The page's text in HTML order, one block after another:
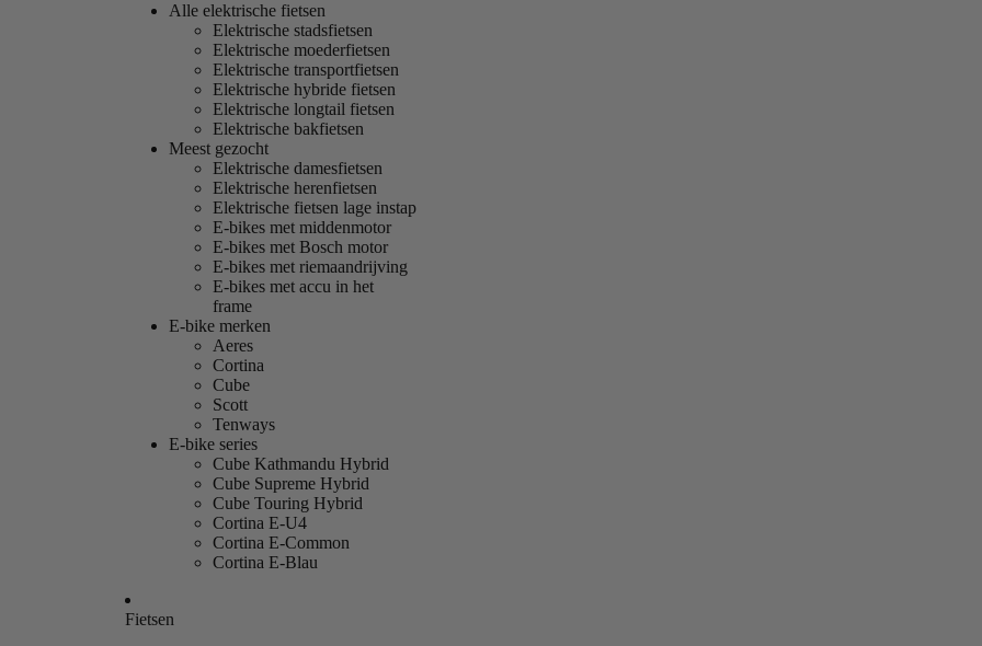
Alle elektrische fietsen
Elektrische stadsfietsen
Elektrische moederfietsen
Elektrische transportfietsen
Elektrische hybride fietsen
Elektrische longtail fietsen
Elektrische bakfietsen
Meest gezocht
Elektrische damesfietsen
Elektrische herenfietsen
Elektrische fietsen lage instap
E-bikes met middenmotor
E-bikes met Bosch motor
E-bikes met riemaandrijving
E-bikes met accu in het
frame
E-bike merken
Aeres
Cortina
Cube
Scott
Tenways
E-bike series
Cube Kathmandu Hybrid
Cube Supreme Hybrid
Cube Touring Hybrid
Cortina E-U4
Cortina E-Common
Cortina E-Blau
Fietsen